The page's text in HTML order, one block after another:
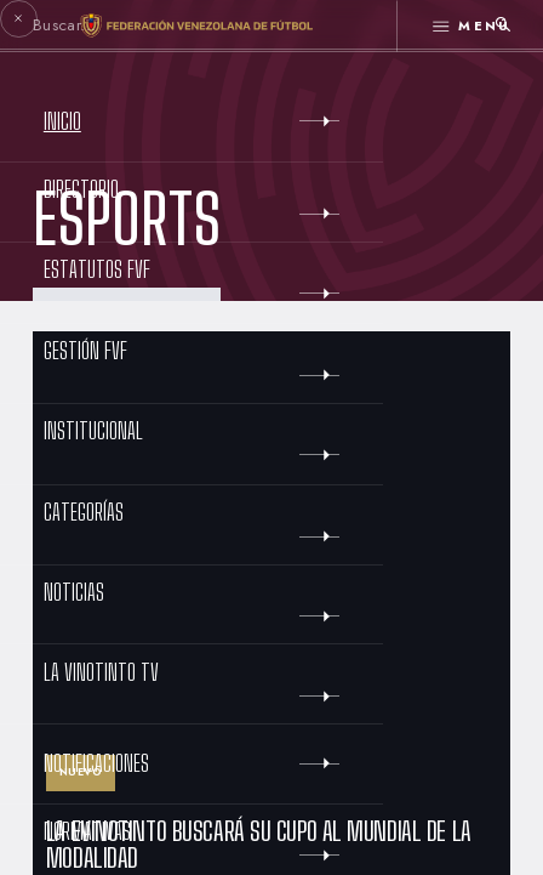
MENÚ
INICIO
DIRECTORIO
ESTATUTOS FVF
GESTIÓN FVF
INSTITUCIONAL
CATEGORÍAS
NOTICIAS
LA VINOTINTO TV
NOTIFICACIONES
NORMATIVAS
ESPORTS
NUEVO
LA EVINOTINTO BUSCARÁ SU CUPO AL MUNDIAL DE LA
MODALIDAD